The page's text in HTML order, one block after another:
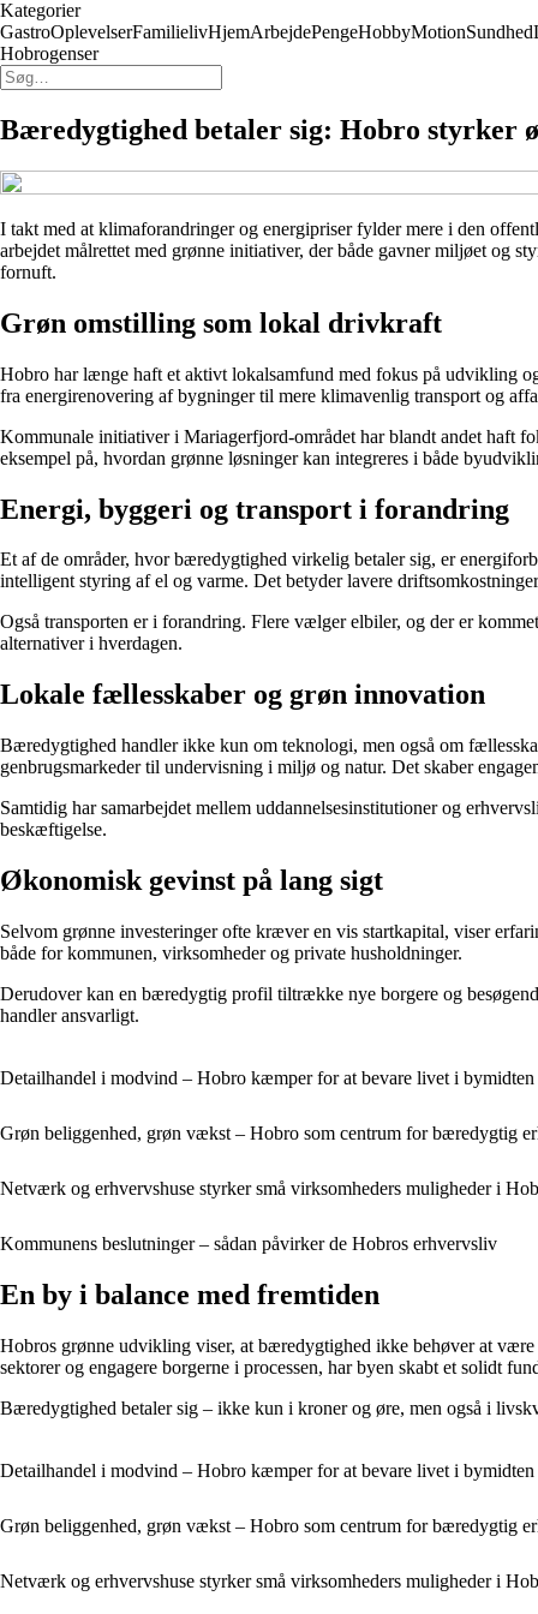
Kategorier
GastroOplevelserFamilielivHjemArbejdePengeHobbyMotionSundhed
Hobrogenser
Bæredygtighed betaler sig: Hobro styrker
I takt med at klimaforandringer og energipriser fylder mere i den
arbejdet målrettet med grønne initiativer, der både gavner miljøet og
fornuft.
Grøn omstilling som lokal drivkraft
Hobro har længe haft et aktivt lokalsamfund med fokus på udvikling
fra energirenovering af bygninger til mere klimavenlig transport og
Kommunale initiativer i Mariagerfjord-området har blandt andet haft
eksempel på, hvordan grønne løsninger kan integreres i både
Energi, byggeri og transport i forandring
Et af de områder, hvor bæredygtighed virkelig betaler sig, er
intelligent styring af el og varme. Det betyder lavere
Også transporten er i forandring. Flere vælger elbiler, og der er
alternativer i hverdagen.
Lokale fællesskaber og grøn innovation
Bæredygtighed handler ikke kun om teknologi, men også om
genbrugsmarkeder til undervisning i miljø og natur. Det skaber
Samtidig har samarbejdet mellem uddannelsesinstitutioner og
beskæftigelse.
Økonomisk gevinst på lang sigt
Selvom grønne investeringer ofte kræver en vis startkapital, viser
både for kommunen, virksomheder og private husholdninger.
Derudover kan en bæredygtig profil tiltrække nye borgere og
handler ansvarligt.
Detailhandel i modvind – Hobro kæmper for at bevare livet i bymidten
Grøn beliggenhed, grøn vækst – Hobro som centrum for bæredygtig
Netværk og erhvervshuse styrker små virksomheders muligheder i
Kommunens beslutninger – sådan påvirker de Hobros erhvervsliv
En by i balance med fremtiden
Hobros grønne udvikling viser, at bæredygtighed ikke behøver at
sektorer og engagere borgerne i processen, har byen skabt et solidt
Bæredygtighed betaler sig – ikke kun i kroner og øre, men også i
Detailhandel i modvind – Hobro kæmper for at bevare livet i bymidten
Grøn beliggenhed, grøn vækst – Hobro som centrum for bæredygtig
Netværk og erhvervshuse styrker små virksomheders muligheder i